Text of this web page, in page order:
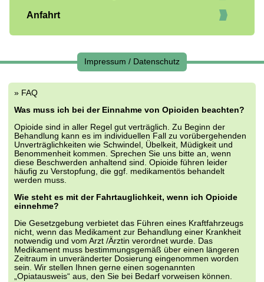
Anfahrt
Impressum / Datenschutz
» FAQ
Was muss ich bei der Einnahme von Opioiden beachten?
Opioide sind in aller Regel gut verträglich. Zu Beginn der
Behandlung kann es im individuellen Fall zu vorübergehenden
Unverträglichkeiten wie Schwindel, Übelkeit, Müdigkeit und
Benommenheit kommen. Sprechen Sie uns bitte an, wenn
diese Beschwerden anhaltend sind. Opioide führen leider
häufig zu Verstopfung, die ggf. medikamentös behandelt
werden muss.
Wie steht es mit der Fahrtauglichkeit, wenn ich Opioide
einnehme?
Die Gesetzgebung verbietet das Führen eines Kraftfahrzeugs
nicht, wenn das Medikament zur Behandlung einer Krankheit
notwendig und vom Arzt /Ärztin verordnet wurde. Das
Medikament muss bestimmungsgemäß über einen längeren
Zeitraum in unveränderter Dosierung eingenommen worden
sein. Wir stellen Ihnen gerne einen sogenannten
„Opiatausweis“ aus, den Sie bei Bedarf vorweisen können.